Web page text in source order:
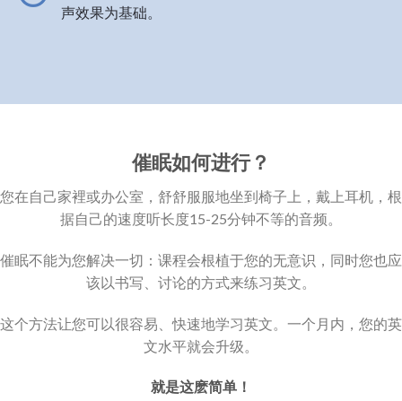
声效果为基础。
催眠如何进行？
您在自己家裡或办公室，舒舒服服地坐到椅子上，戴上耳机，根
据自己的速度听长度15-25分钟不等的音频。
催眠不能为您解决一切：课程会根植于您的无意识，同时您也应
该以书写、讨论的方式来练习英文。
这个方法让您可以很容易、快速地学习英文。一个月内，您的英
文水平就会升级。
就是这麽简单！